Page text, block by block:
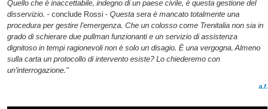
Quello che è inaccettabile, indegno di un paese civile, è questa gestione del
disservizio. - conclude Rossi - Questa sera è mancato totalmente una
procedura per gestire l’emergenza. Che un colosso come Trenitalia non sia in
grado di schierare due pullman funzionanti e un servizio di assistenza
dignitoso in tempi ragionevoli non è solo un disagio. È una vergogna. Almeno
sulla carta un protocollo di intervento esiste? Lo chiederemo con
un’interrogazione."
a.f.